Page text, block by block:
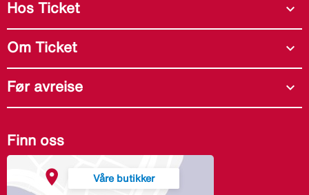
Hos Ticket expand_more
Om Ticket expand_more
Før avreise expand_more
Finn oss
Våre butikker